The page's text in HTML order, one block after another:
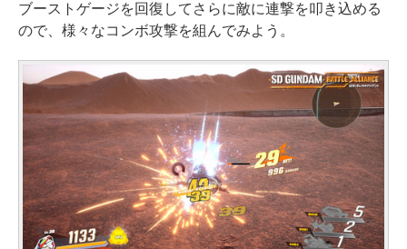
ブーストゲージを回復してさらに敵に連撃を叩き込める
ので、様々なコンボ攻撃を組んでみよう。